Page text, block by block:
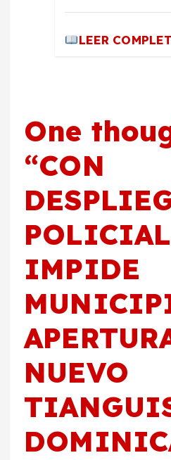
LEER
One
“CON
POLICIAL
IMPIDE
NUEVO